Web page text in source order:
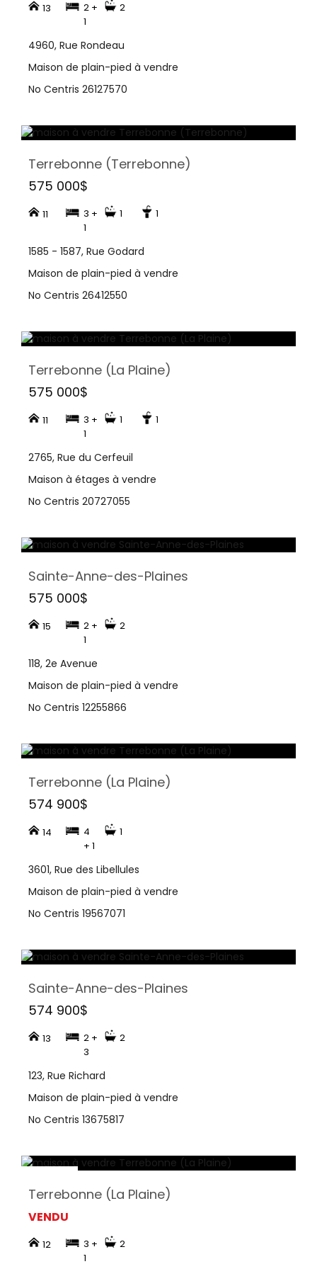
13
2 +
1
2
4960, Rue Rondeau
Maison de plain-pied à vendre
No Centris 26127570
Terrebonne (Terrebonne)
575 000$
11
3 +
1
1 1
1585 - 1587, Rue Godard
Maison de plain-pied à vendre
No Centris 26412550
Terrebonne (La Plaine)
575 000$
11
3 +
1
1 1
2765, Rue du Cerfeuil
Maison à étages à vendre
No Centris 20727055
Sainte-Anne-des-Plaines
575 000$
15
2 +
1
2
118, 2e Avenue
Maison de plain-pied à vendre
No Centris 12255866
Terrebonne (La Plaine)
574 900$
14
4
+ 1
1
3601, Rue des Libellules
Maison de plain-pied à vendre
No Centris 19567071
Sainte-Anne-des-Plaines
574 900$
13
2 +
3
2
123, Rue Richard
Maison de plain-pied à vendre
No Centris 13675817
Terrebonne (La Plaine)
VENDU
12
3 +
1
2